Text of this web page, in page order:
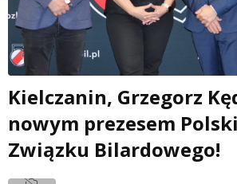
Kielczanin, Grzegorz
nowym prezesem
Związku Bilardowego!